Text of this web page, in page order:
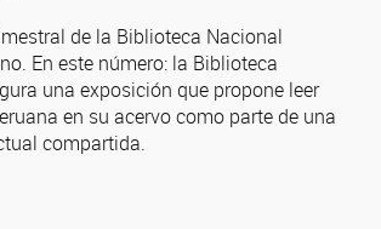
de la Biblioteca Nacional
En este número: la Biblioteca
una exposición que propone leer
en su acervo como parte de una
compartida.